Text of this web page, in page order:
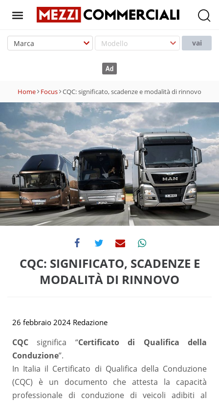
T
g
n
a
i
g
t
i
o
n
vai
Home Focus CQC: significato, scadenze e modalità di rinnovo
CQC: SIGNIFICATO, SCADENZE E
MODALITÀ DI RINNOVO
26 febbraio 2024 Redazione
CQC significa “Certificato di Qualifica della
Conduzione”.
In Italia il Certificato di Qualifica della Conduzione
(CQC) è un documento che attesta la capacità
professionale di conduzione di veicoli adibiti al